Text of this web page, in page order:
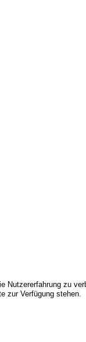
Nutzererfahrung zu
zur Verfügung stehen.